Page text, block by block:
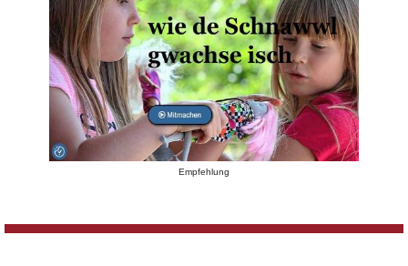
Empfehlung